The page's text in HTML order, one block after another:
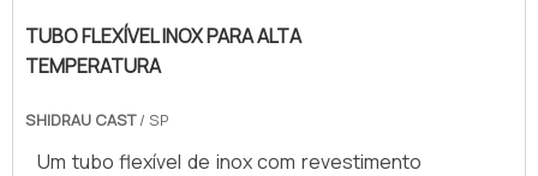
TUBO FLEXÍVEL INOX PARA ALTA
TEMPERATURA
SHIDRAU CAST/ SP
Um tubo flexível de inox com revestimento